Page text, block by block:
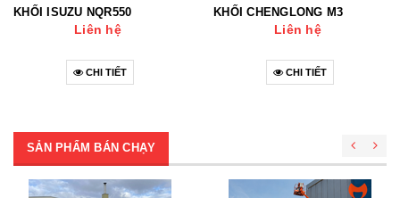
KHỐI ISUZU NQR550
Liên hệ
CHI TIẾT
KHỐI CHENGLONG M3
Liên hệ
CHI TIẾT
SẢN PHẨM BÁN CHẠY